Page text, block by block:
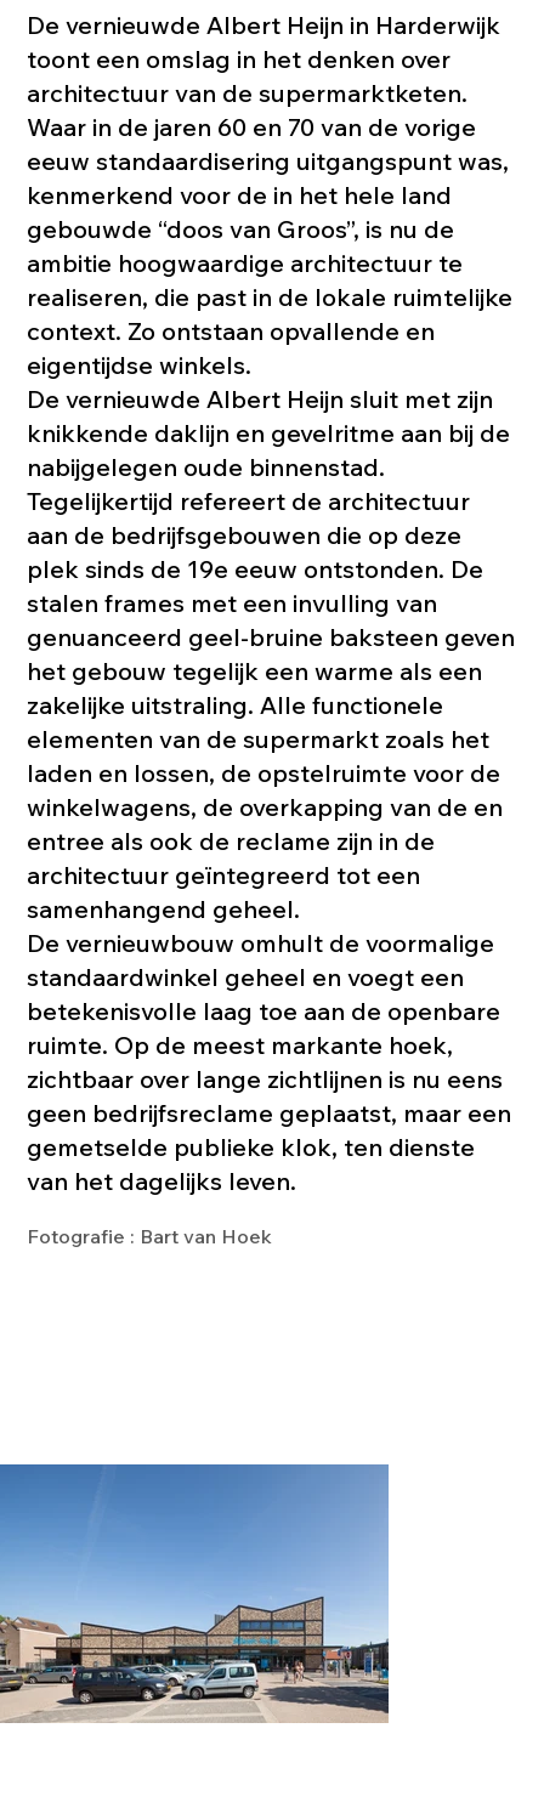
De vernieuwde Albert Heijn in Harderwijk
toont een omslag in het denken over
architectuur van de supermarktketen.
Waar in de jaren 60 en 70 van de vorige
eeuw standaardisering uitgangspunt was,
kenmerkend voor de in het hele land
gebouwde “doos van Groos”, is nu de
ambitie hoogwaardige architectuur te
realiseren, die past in de lokale ruimtelijke
context. Zo ontstaan opvallende en
eigentijdse winkels.
De vernieuwde Albert Heijn sluit met zijn
knikkende daklijn en gevelritme aan bij de
nabijgelegen oude binnenstad.
Tegelijkertijd refereert de architectuur
aan de bedrijfsgebouwen die op deze
plek sinds de 19e eeuw ontstonden. De
stalen frames met een invulling van
genuanceerd geel-bruine baksteen geven
het gebouw tegelijk een warme als een
zakelijke uitstraling. Alle functionele
elementen van de supermarkt zoals het
laden en lossen, de opstelruimte voor de
winkelwagens, de overkapping van de en
entree als ook de reclame zijn in de
architectuur geïntegreerd tot een
samenhangend geheel.
De vernieuwbouw omhult de voormalige
standaardwinkel geheel en voegt een
betekenisvolle laag toe aan de openbare
ruimte. Op de meest markante hoek,
zichtbaar over lange zichtlijnen is nu eens
geen bedrijfsreclame geplaatst, maar een
gemetselde publieke klok, ten dienste
van het dagelijks leven.
Fotografie : Bart van Hoek